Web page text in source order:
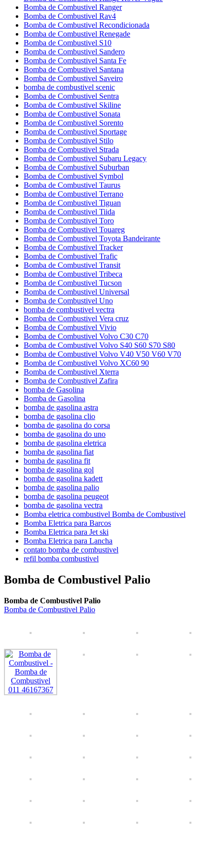
Bomba de Combustivel Ranger
Bomba de Combustivel Rav4
Bomba de Combustivel Recondicionada
Bomba de Combustivel Renegade
Bomba de Combustivel S10
Bomba de Combustivel Sandero
Bomba de Combustivel Santa Fe
Bomba de Combustivel Santana
Bomba de Combustivel Saveiro
bomba de combustivel scenic
Bomba de Combustivel Sentra
Bomba de Combustivel Skiline
Bomba de Combustivel Sonata
Bomba de Combustivel Sorento
Bomba de Combustivel Sportage
Bomba de Combustivel Stilo
Bomba de Combustivel Strada
Bomba de Combustivel Subaru Legacy
Bomba de Combustivel Suburban
Bomba de Combustivel Symbol
Bomba de Combustivel Taurus
Bomba de Combustivel Terrano
Bomba de Combustivel Tiguan
Bomba de Combustivel Tiida
Bomba de Combustivel Toro
Bomba de Combustivel Touareg
Bomba de Combustivel Toyota Bandeirante
Bomba de Combustivel Tracker
Bomba de Combustivel Trafic
Bomba de Combustivel Transit
Bomba de Combustivel Tribeca
Bomba de Combustivel Tucson
Bomba de Combustivel Universal
Bomba de Combustivel Uno
bomba de combustivel vectra
Bomba de Combustivel Vera cruz
Bomba de Combustivel Vivio
Bomba de Combustivel Volvo C30 C70
Bomba de Combustivel Volvo S40 S60 S70 S80
Bomba de Combustivel Volvo V40 V50 V60 V70
Bomba de Combustivel Volvo XC60 90
Bomba de Combustivel Xterra
Bomba de Combustivel Zafira
bomba de Gasolina
Bomba de Gasolina
bomba de gasolina astra
bomba de gasolina clio
bomba de gasolina do corsa
bomba de gasolina do uno
bomba de gasolina eletrica
bomba de gasolina fiat
bomba de gasolina fit
bomba de gasolina gol
bomba de gasolina kadett
bomba de gasolina palio
bomba de gasolina peugeot
bomba de gasolina vectra
Bomba eletrica combustivel Bomba de Combustivel
Bomba Eletrica para Barcos
Bomba Eletrica para Jet ski
Bomba Eletrica para Lancha
contato bomba de combustivel
refil bomba combustivel
Bomba de Combustivel Palio
Bomba de Combustivel Palio
Bomba de Combustivel Palio